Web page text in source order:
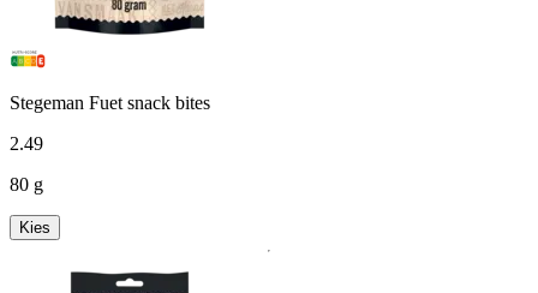
Stegeman Fuet snack bites
2.49
80 g
Kies